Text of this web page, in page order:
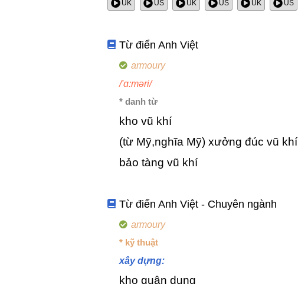
UK US UK US UK US
Từ điển Anh Việt
armoury
/'ɑ:məri/
* danh từ
kho vũ khí
(từ Mỹ,nghĩa Mỹ) xưởng đúc vũ khí
bảo tàng vũ khí
Từ điển Anh Việt - Chuyên ngành
armoury
* kỹ thuật
xây dựng:
kho quân dụng